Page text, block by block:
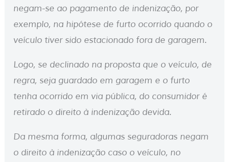
negam-se ao pagamento de indenização, por
exemplo, na hipótese de furto ocorrido quando o
veículo tiver sido estacionado fora de garagem.
Logo, se declinado na proposta que o veículo, de
regra, seja guardado em garagem e o furto
tenha ocorrido em via pública, do consumidor é
retirado o direito à indenização devida.
Da mesma forma, algumas seguradoras negam
o direito à indenização caso o veículo, no